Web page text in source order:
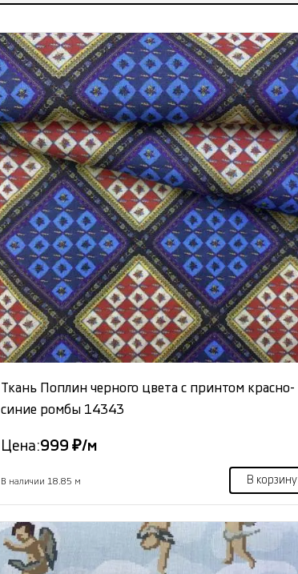
Ткань Поплин черного цвета с принтом красно-
синие ромбы 14343
Цена:999 ₽/м
В наличии 18.85 м В корзину